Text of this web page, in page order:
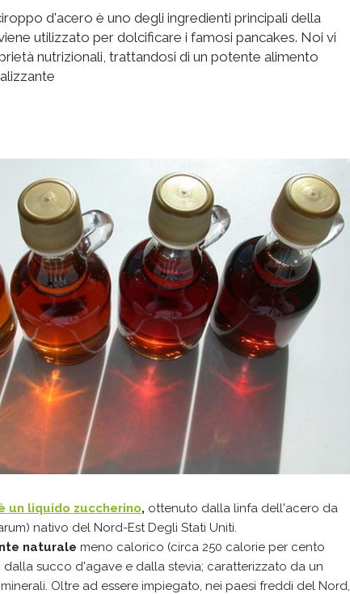
d'acero è uno degli ingredienti principali della
utilizzato per dolcificare i famosi pancakes. Noi vi
nutrizionali, trattandosi di un potente alimento
un liquido zuccherino, ottenuto dalla linfa dell'acero da
nativo del Nord-Est Degli Stati Uniti.
naturale meno calorico (circa 250 calorie per cento
succo d'agave e dalla stevia; caratterizzato da un
Oltre ad essere impiegato, nei paesi freddi del Nord,